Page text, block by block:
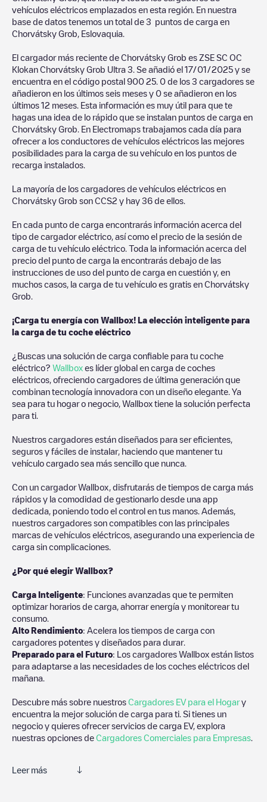
vehículos eléctricos emplazados en esta región. En nuestra
base de datos tenemos un total de 3 puntos de carga en
Chorvátsky Grob Eslovaquia
El cargador más reciente de Chorvátsky Grob es ZSE SC OC
Klokan Chorvátsky Grob Ultra 3 . Se añadió el 17/01/2025 y se
encuentra en el código postal 900 25 0 de los 3 cargadores se
añadieron en los últimos seis meses y 0 se añadieron en los
últimos 12 meses. Esta información es muy útil para que te
hagas una idea de lo rápido que se instalan puntos de carga en
Chorvátsky Grob . En Electromaps trabajamos cada día para
ofrecer a los conductores de vehículos eléctricos las mejores
posibilidades para la carga de su vehículo en los puntos de
recarga instalados.
La mayoría de los cargadores de vehículos eléctricos en
Chorvátsky Grob son CCS2 y hay 36 de ellos.
En cada punto de carga encontrarás información acerca del
tipo de cargador eléctrico, así como el precio de la sesión de
carga de tu vehículo eléctrico. Toda la información acerca del
precio del punto de carga la encontrarás debajo de las
instrucciones de uso del punto de carga en cuestión y, en
muchos casos, la carga de tu vehículo es gratis en Chorvátsky
Grob
¡Carga tu energía con Wallbox! La elección inteligente para
la carga de tu coche eléctrico
¿Buscas una solución de carga confiable para tu coche
eléctrico? Wallbox es líder global en carga de coches
eléctricos, ofreciendo cargadores de última generación que
combinan tecnología innovadora con un diseño elegante. Ya
sea para tu hogar o negocio, Wallbox tiene la solución perfecta
para ti.
Nuestros cargadores están diseñados para ser eficientes,
seguros y fáciles de instalar, haciendo que mantener tu
vehículo cargado sea más sencillo que nunca.
Con un cargador Wallbox, disfrutarás de tiempos de carga más
rápidos y la comodidad de gestionarlo desde una app
dedicada, poniendo todo el control en tus manos. Además,
nuestros cargadores son compatibles con las principales
marcas de vehículos eléctricos, asegurando una experiencia de
carga sin complicaciones.
¿Por qué elegir Wallbox?
Carga Inteligente: Funciones avanzadas que te permiten
optimizar horarios de carga, ahorrar energía y monitorear tu
consumo.
Alto Rendimiento: Acelera los tiempos de carga con
cargadores potentes y diseñados para durar.
Preparado para el Futuro: Los cargadores Wallbox están listos
para adaptarse a las necesidades de los coches eléctricos del
mañana.
Descubre más sobre nuestros Cargadores EV para el Hogary
encuentra la mejor solución de carga para ti. Si tienes un
negocio y quieres ofrecer servicios de carga EV, explora
nuestras opciones de Cargadores Comerciales para Empresas
Leer más